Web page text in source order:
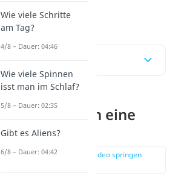
verbessern kannst.
Wie findet man eine
Freundin?
zur Stelle im Video springen
Wie viele Schritte
am Tag?
4/8 – Dauer: 04:46
Wie viele Spinnen
isst man im Schlaf?
5/8 – Dauer: 02:35
Gibt es Aliens?
6/8 – Dauer: 04:42